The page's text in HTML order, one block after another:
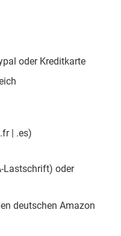
oder Kreditkarte
| .es)
Lastschrift) oder
deutschen Amazon